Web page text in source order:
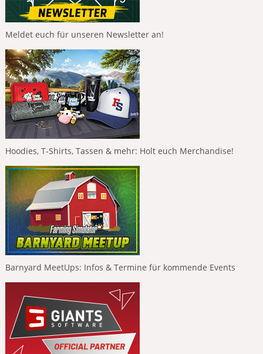
Meldet euch für unseren Newsletter an!
Hoodies, T-Shirts, Tassen & mehr: Holt euch Merchandise!
Barnyard MeetUps: Infos & Termine für kommende Events